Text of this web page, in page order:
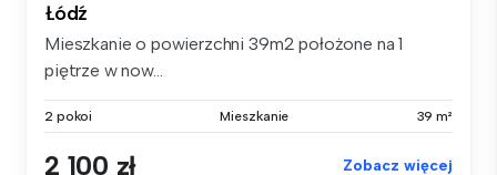
Łódź
Mieszkanie o powierzchni 39m2 położone na 1
piętrze w now...
2 pokoi Mieszkanie 39 m²
2 100 zł Zobacz więcej